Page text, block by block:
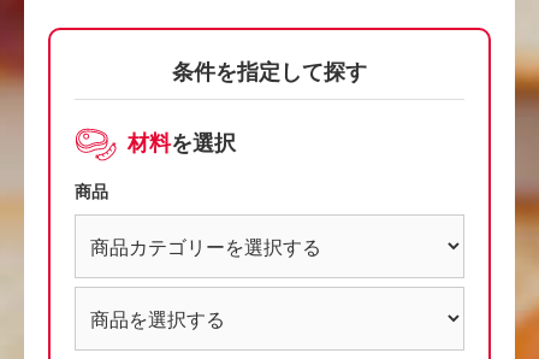
条件を指定して探す
材料を選択
商品